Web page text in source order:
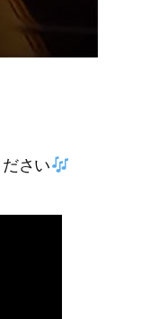
さい